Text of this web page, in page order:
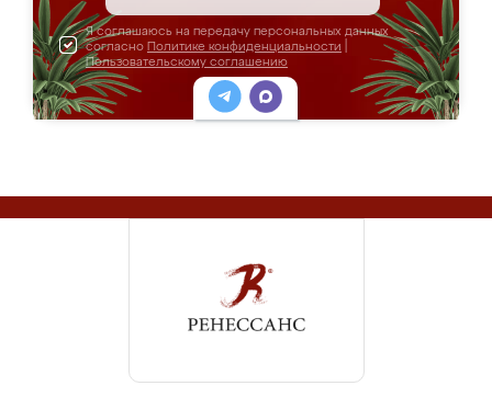
Я соглашаюсь на передачу персональных данных
согласно Политике конфиденциальности
Пользовательскому соглашению